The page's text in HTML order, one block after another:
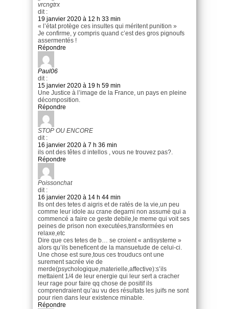
vrcngtrx
dit :
19 janvier 2020 à 12 h 33 min
« l’état protège ces insultes qui méritent punition »
Je confirme, y compris quand c’est des gros pignoufs
assermentés !
Répondre
Paul06
dit :
15 janvier 2020 à 19 h 59 min
Une Justice à l’image de la France, un pays en pleine
décomposition.
Répondre
STOP OU ENCORE
dit :
16 janvier 2020 à 7 h 36 min
ils ont des têtes d intellos , vous ne trouvez pas?.
Répondre
Poissonchat
dit :
16 janvier 2020 à 14 h 44 min
Ils ont des tetes d aigris et de ratés de la vie,un peu
comme leur idole au crane degarni non assumé qui a
commencé a faire ce geste debile,le meme qui voit ses
peines de prison non executées,transformées en
relaxe,etc
Dire que ces tetes de b… se croient « antisysteme »
alors qu’ils beneficent de la mansuetude de celui-ci.
Une chose est sure,tous ces trouducs ont une
surement sacrée vie de
merde(psychologique,materielle,affective):s’ils
mettaient 1/4 de leur energie qui leur sert a cracher
leur rage pour faire qq chose de positif ils
comprendraient qu’au vu des résultats les juifs ne sont
pour rien dans leur existence minable.
Répondre